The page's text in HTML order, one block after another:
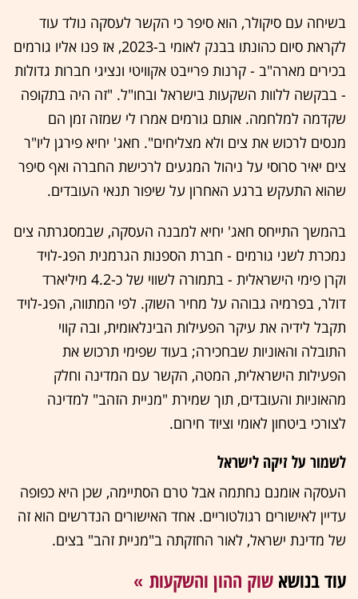
בשיחה עם סיקולר, הוא סיפר כי הקשר לעסקה נולד עוד
לקראת סיום כהונתו בבנק לאומי ב-2023, אז פנו אליו גורמים
בכירים מארה"ב - קרנות פרייבט אקוויטי ונציגי חברות גדולות
- בבקשה ללוות השקעות בישראל ובחו"ל. "זה היה בתקופה
שקדמה למלחמה. אותם גורמים אמרו לי שמזה זמן הם
מנסים לרכוש את צים ולא מצליחים". חאג' יחיא פירגן ליו"ר
צים יאיר סרוסי על ניהול המגעים לרכישת החברה ואף סיפר
שהוא התעקש ברגע האחרון על שיפור תנאי העובדים.
בהמשך התייחס חאג' יחיא למבנה העסקה, שבמסגרתה צים
נמכרת לשני גורמים - חברת הספנות הגרמנית הפג-לויד
וקרן פימי הישראלית - בתמורה לשווי של כ-4.2 מיליארד
דולר, בפרמיה גבוהה על מחיר השוק. לפי המתווה, הפג-לויד
תקבל לידיה את עיקר הפעילות הבינלאומית, ובה קווי
התובלה והאוניות שבחכירה; בעוד שפימי תרכוש את
הפעילות הישראלית, המטה, הקשר עם המדינה וחלק
מהאוניות והעובדים, תוך שמירת "מניית הזהב" למדינה
לצורכי ביטחון לאומי וציוד חירום.
לשמור על זיקה לישראל
העסקה אומנם נחתמה אבל טרם הסתיימה, שכן היא כפופה
עדיין לאישורים רגולטוריים. אחד האישורים הנדרשים הוא זה
של מדינת ישראל, לאור החזקתה ב"מניית זהב" בצים.
עוד בנושא שוק ההון והשקעות